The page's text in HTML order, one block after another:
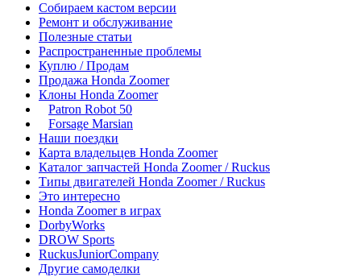
Собираем кастом версии
Ремонт и обслуживание
Полезные статьи
Распространенные проблемы
Куплю / Продам
Продажа Honda Zoomer
Клоны Honda Zoomer
Patron Robot 50
Forsage Marsian
Наши поездки
Карта владельцев Honda Zoomer
Каталог запчастей Honda Zoomer / Ruckus
Типы двигателей Honda Zoomer / Ruckus
Это интересно
Honda Zoomer в играх
DorbyWorks
DROW Sports
RuckusJuniorCompany
Другие самоделки